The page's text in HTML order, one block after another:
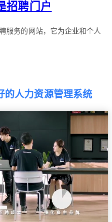
招聘门户
服务的网站，它为企业和个人
的人力资源管理系统